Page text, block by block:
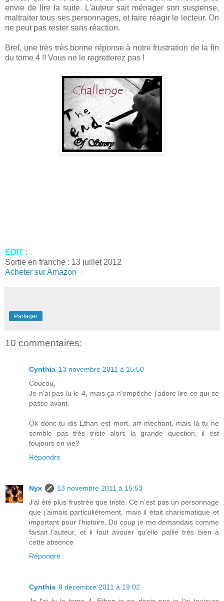
envie de lire la suite. L'auteur sait ménager son suspense,
maltraiter tous ses personnages, et faire réagir le lecteur. On
ne peut pas rester sans réaction.
Bref, une très très bonne réponse à notre frustration de la fin
du tome 4 !! Vous ne le regretterez pas !
EDIT :
Sortie en franche : 13 juillet 2012
Acheter sur Amazon
Partager
10 commentaires:
Cynthia 13 novembre 2011 à 15:50
Coucou,
Je n'ai pas lu le 4, mais ça n'empêche j'adore lire ce qui se
passe avant.
Ok donc tu dis Ethan est mort, arf méchant, mais là tu ne
semble pas très triste alors la grande question, il est
toujours en vie?
Répondre
Nyx
13 novembre 2011 à 15:53
J'ai été plus frustrée que triste. Ce n'est pas un personnage
que j'aimais particulièrement, mais il était charismatique et
important pour l'histoire. Du coup je me demandais comme
faisait l'auteur, et il faut avouer qu'elle pallie très bien à
cette absence
Répondre
Cynthia 8 décembre 2011 à 19:02